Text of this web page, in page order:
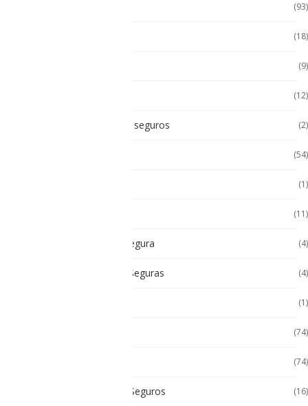
(93)
(18)
(9)
(12)
Accesorios Intrínsicamente seguros (2)
(54)
(1)
(11)
Cámara Intrínsecamente Segura (4)
Cámaras Intrínsecamente Seguras (4)
(1)
(74)
(74)
Celulares Intrínsecamente Seguros (16)